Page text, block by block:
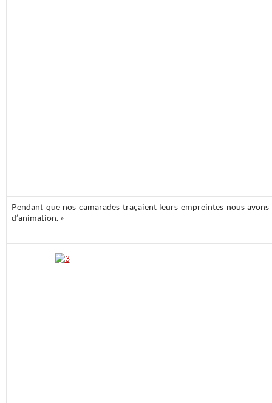
Pendant que nos camarades traçaient leurs empreintes nous
d’animation. »